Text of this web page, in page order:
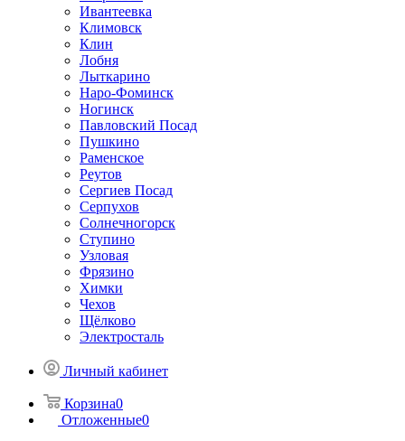
Ивантеевка
Климовск
Клин
Лобня
Лыткарино
Наро-Фоминск
Ногинск
Павловский Посад
Пушкино
Раменское
Реутов
Сергиев Посад
Серпухов
Солнечногорск
Ступино
Узловая
Фрязино
Химки
Чехов
Щёлково
Электросталь
Личный кабинет
Корзина0
Отложенные0